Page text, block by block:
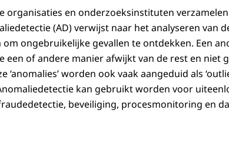
organisaties en onderzoeksinstituten
(AD) verwijst naar het analyseren van
ongebruikelijke gevallen te ontdekken. Een
een of andere manier afwijkt van de rest en niet
‘anomalies’ worden ook vaak aangeduid als
Anomaliedetectie kan gebruikt worden voor
beveiliging, procesmonitoring en